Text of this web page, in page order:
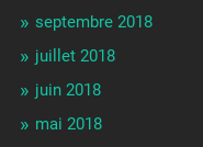
septembre 2018
juillet 2018
juin 2018
mai 2018